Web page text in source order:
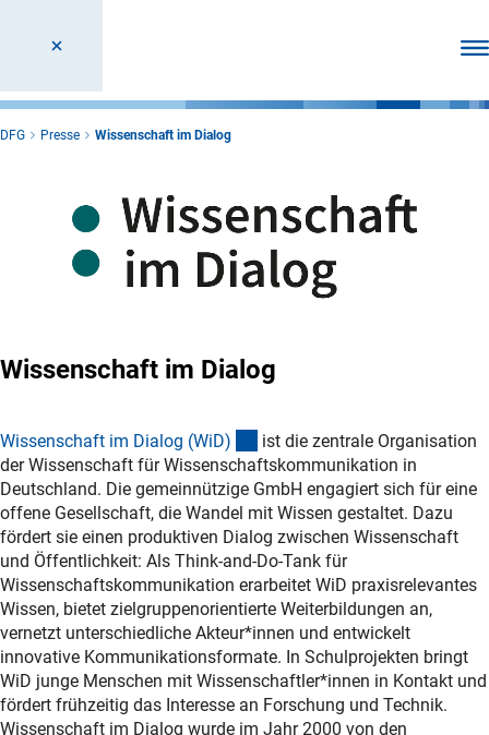
DFG Presse Wissenschaft im Dialog
Wissenschaft im Dialog
Wissenschaft im Dialog (WiD) (externer Link)
ist die zentrale Organisation
der Wissenschaft für Wissenschaftskommunikation in
Deutschland. Die gemeinnützige GmbH engagiert sich für eine
offene Gesellschaft, die Wandel mit Wissen gestaltet. Dazu
fördert sie einen produktiven Dialog zwischen Wissenschaft
und Öffentlichkeit: Als Think-and-Do-Tank für
Wissenschaftskommunikation erarbeitet WiD praxisrelevantes
Wissen, bietet zielgruppenorientierte Weiterbildungen an,
vernetzt unterschiedliche Akteur*innen und entwickelt
innovative Kommunikationsformate. In Schulprojekten bringt
WiD junge Menschen mit Wissenschaftler*innen in Kontakt und
fördert frühzeitig das Interesse an Forschung und Technik.
Wissenschaft im Dialog wurde im Jahr 2000 von den